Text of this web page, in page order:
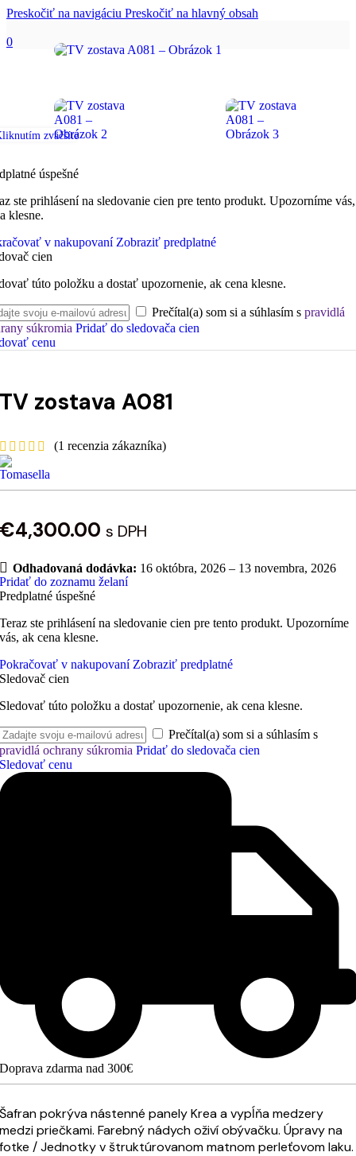
Preskočiť na navigáciu Preskočiť na hlavný obsah
0
zväčšíte
úspešné
ste prihlásení na sledovanie cien pre tento produkt. Upozorníme
klesne.
v nakupovaní Zobraziť predplatné
cien
túto položku a dostať upozornenie, ak cena klesne.
Prečítal(a) som si a súhlasím s pravidlá
súkromia Pridať do sledovača cien
cenu
TV zostava A081
(1 recenzia zákazníka)
€4,300.00 s DPH
Odhadovaná dodávka: 16 októbra, 2026 – 13 novembra, 2026
Pridať do zoznamu želaní
Predplatné úspešné
Teraz ste prihlásení na sledovanie cien pre tento produkt. Upozorníme
vás, ak cena klesne.
Pokračovať v nakupovaní Zobraziť predplatné
Sledovač cien
Sledovať túto položku a dostať upozornenie, ak cena klesne.
Prečítal(a) som si a súhlasím s
pravidlá ochrany súkromia Pridať do sledovača cien
Sledovať cenu
Doprava zdarma nad 300€
Šafran pokrýva nástenné panely Krea a vypĺňa medzery
medzi priečkami. Farebný nádych oživí obývačku. Úpravy na
fotke / Jednotky v štruktúrovanom matnom perleťovom laku.